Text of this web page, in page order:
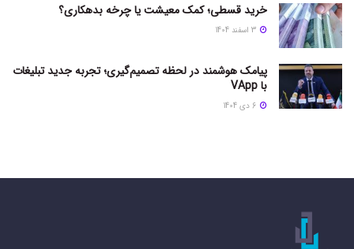
خرید قسطی؛ کمک معیشت یا چرخه بدهکاری؟
پیامک هوشمند در لحظه تصمیم‌گیری؛ تجربه جدید تبلیغات
با VApp